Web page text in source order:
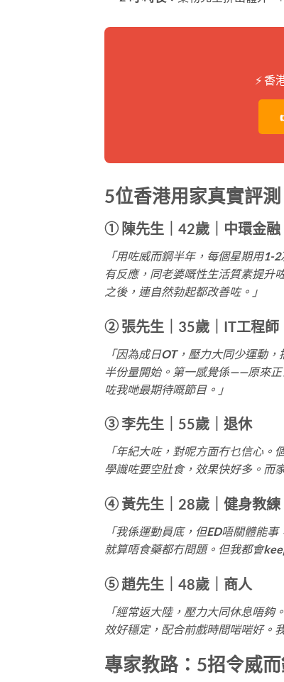
⚡
5位香港用家真實評測
① 陳先生｜42歲｜中環金融
「用咗威而鋼半年，每個星期用
有反應，同老婆嘅性生活質素提升
之後，連自然勃起都改善咗。」
② 張先生｜35歲｜IT工程師
「因為成日OT，壓力大同少運動
半份量開始。第一感覺係——原來
咗我哋最期待嘅節目。」
③ 李先生｜55歲｜退休
「年紀大咗，對呢方面冇乜信心
學識咗要空肚食，效果快好多。而
④ 黃先生｜28歲｜健身教練
「我係運動員底，但ED唔關體能
就算唔食藥都冇問題。但我都會
⑤ 趙先生｜48歲｜商人
「經常返大陸，壓力大同休息唔
效好穩定，配合前戲時間啱啱好。
專家教路：5招令威